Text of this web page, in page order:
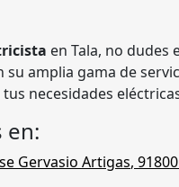
en Tala, no dudes
su amplia gama de
necesidades
en:
Gervasio Artigas, 91800